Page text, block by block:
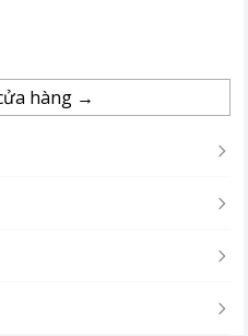
hàng →